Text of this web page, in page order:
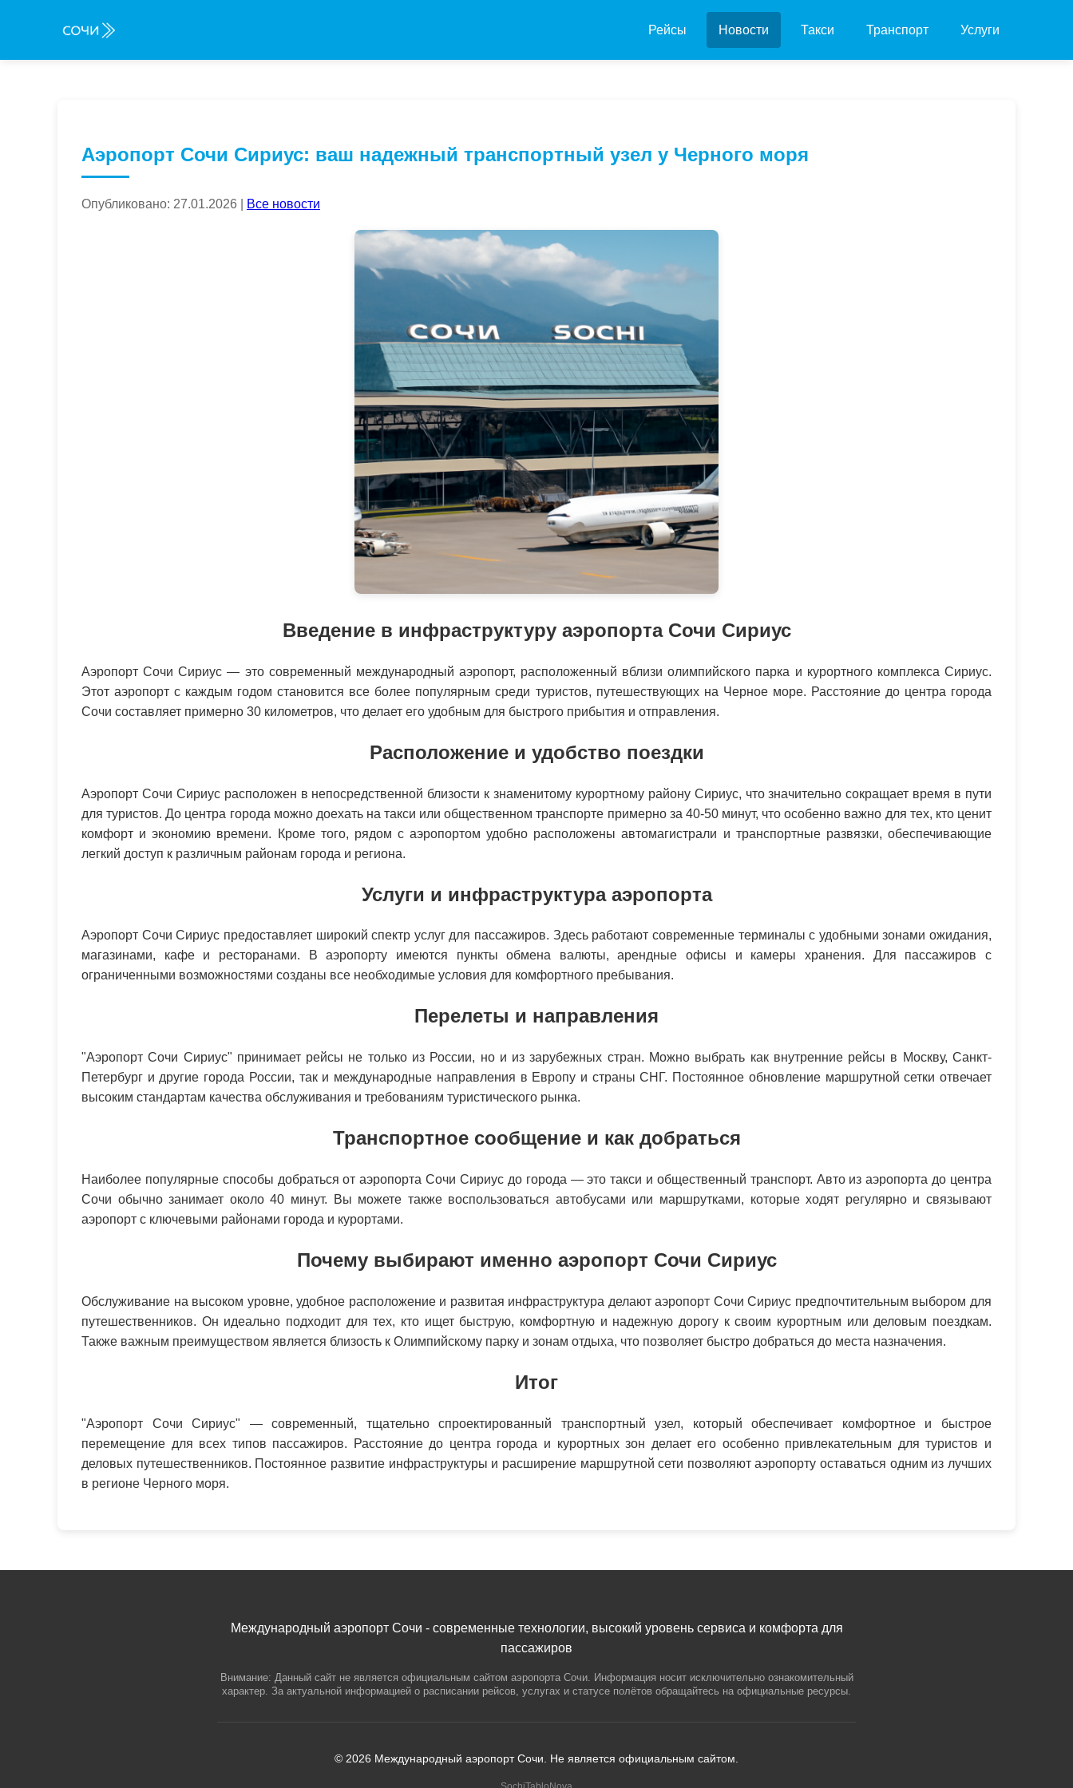
Рейсы Новости Такси Транспорт Услуги
Аэропорт Сочи Сириус: ваш надежный транспортный узел у Черного моря
Опубликовано: 27.01.2026 | Все новости
Введение в инфраструктуру аэропорта Сочи Сириус
Аэропорт Сочи Сириус — это современный международный аэропорт, расположенный вблизи олимпийского парка и курортного комплекса Сириус.
Этот аэропорт с каждым годом становится все более популярным среди туристов, путешествующих на Черное море. Расстояние до центра города
Сочи составляет примерно 30 километров, что делает его удобным для быстрого прибытия и отправления.
Расположение и удобство поездки
Аэропорт Сочи Сириус расположен в непосредственной близости к знаменитому курортному району Сириус, что значительно сокращает время в пути
для туристов. До центра города можно доехать на такси или общественном транспорте примерно за 40-50 минут, что особенно важно для тех, кто ценит
комфорт и экономию времени. Кроме того, рядом с аэропортом удобно расположены автомагистрали и транспортные развязки, обеспечивающие
легкий доступ к различным районам города и региона.
Услуги и инфраструктура аэропорта
Аэропорт Сочи Сириус предоставляет широкий спектр услуг для пассажиров. Здесь работают современные терминалы с удобными зонами ожидания,
магазинами, кафе и ресторанами. В аэропорту имеются пункты обмена валюты, арендные офисы и камеры хранения. Для пассажиров с
ограниченными возможностями созданы все необходимые условия для комфортного пребывания.
Перелеты и направления
"Аэропорт Сочи Сириус" принимает рейсы не только из России, но и из зарубежных стран. Можно выбрать как внутренние рейсы в Москву, Санкт-
Петербург и другие города России, так и международные направления в Европу и страны СНГ. Постоянное обновление маршрутной сетки отвечает
высоким стандартам качества обслуживания и требованиям туристического рынка.
Транспортное сообщение и как добраться
Наиболее популярные способы добраться от аэропорта Сочи Сириус до города — это такси и общественный транспорт. Авто из аэропорта до центра
Сочи обычно занимает около 40 минут. Вы можете также воспользоваться автобусами или маршрутками, которые ходят регулярно и связывают
аэропорт с ключевыми районами города и курортами.
Почему выбирают именно аэропорт Сочи Сириус
Обслуживание на высоком уровне, удобное расположение и развитая инфраструктура делают аэропорт Сочи Сириус предпочтительным выбором для
путешественников. Он идеально подходит для тех, кто ищет быструю, комфортную и надежную дорогу к своим курортным или деловым поездкам.
Также важным преимуществом является близость к Олимпийскому парку и зонам отдыха, что позволяет быстро добраться до места назначения.
Итог
"Аэропорт Сочи Сириус" — современный, тщательно спроектированный транспортный узел, который обеспечивает комфортное и быстрое
перемещение для всех типов пассажиров. Расстояние до центра города и курортных зон делает его особенно привлекательным для туристов и
деловых путешественников. Постоянное развитие инфраструктуры и расширение маршрутной сети позволяют аэропорту оставаться одним из лучших
в регионе Черного моря.
Международный аэропорт Сочи - современные технологии, высокий уровень сервиса и комфорта для
пассажиров
Внимание: Данный сайт не является официальным сайтом аэропорта Сочи. Информация носит исключительно ознакомительный
характер. За актуальной информацией о расписании рейсов, услугах и статусе полётов обращайтесь на официальные ресурсы.
© 2026 Международный аэропорт Сочи. Не является официальным сайтом.